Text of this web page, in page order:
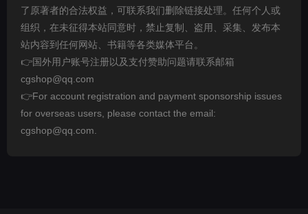
了原著者的合法权益，可联系我们删除链接处理。任何个人或
组织，在未征得本站同意时，禁止复制、盗用、采集、发布本
站内容到任何网站、书籍等各类媒体平台。
👉国外用户账号注册以及支付赞助问题请联系邮箱
cgshop@qq.com
👉For account registration and payment sponsorship issues
for overseas users, please contact the email:
cgshop@qq.com.